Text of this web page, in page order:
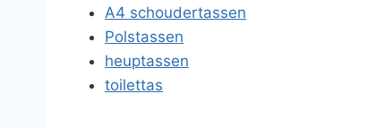
A4 schoudertassen
Polstassen
heuptassen
toilettas